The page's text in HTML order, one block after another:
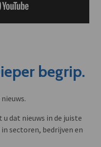
begrip.
dat nieuws in de juiste
sectoren, bedrijven en